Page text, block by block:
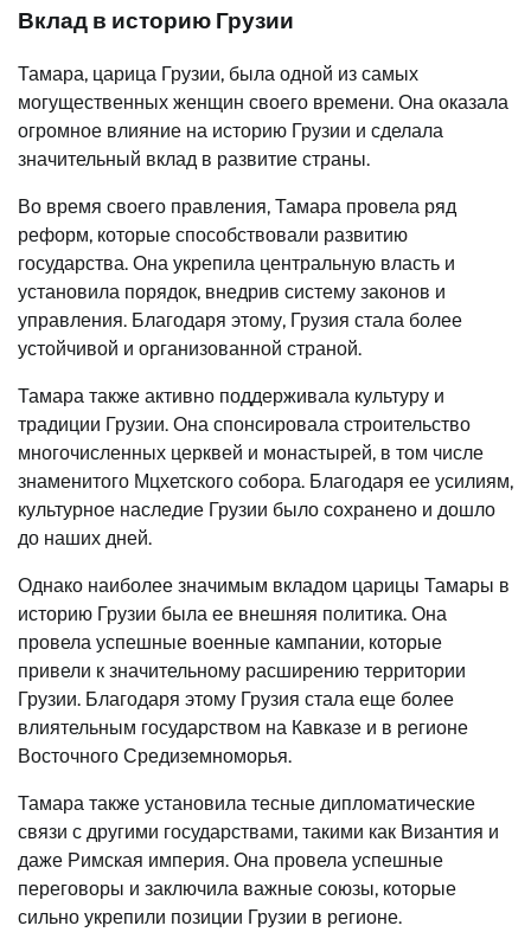
Вклад в историю Грузии
Тамара, царица Грузии, была одной из самых
могущественных женщин своего времени. Она оказала
огромное влияние на историю Грузии и сделала
значительный вклад в развитие страны.
Во время своего правления, Тамара провела ряд
реформ, которые способствовали развитию
государства. Она укрепила центральную власть и
установила порядок, внедрив систему законов и
управления. Благодаря этому, Грузия стала более
устойчивой и организованной страной.
Тамара также активно поддерживала культуру и
традиции Грузии. Она спонсировала строительство
многочисленных церквей и монастырей, в том числе
знаменитого Мцхетского собора. Благодаря ее усилиям,
культурное наследие Грузии было сохранено и дошло
до наших дней.
Однако наиболее значимым вкладом царицы Тамары в
историю Грузии была ее внешняя политика. Она
провела успешные военные кампании, которые
привели к значительному расширению территории
Грузии. Благодаря этому Грузия стала еще более
влиятельным государством на Кавказе и в регионе
Восточного Средиземноморья.
Тамара также установила тесные дипломатические
связи с другими государствами, такими как Византия и
даже Римская империя. Она провела успешные
переговоры и заключила важные союзы, которые
сильно укрепили позиции Грузии в регионе.